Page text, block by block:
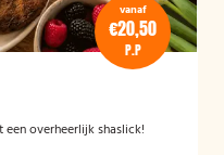
vanaf
€20,50
P.P
overheerlijk shaslick!